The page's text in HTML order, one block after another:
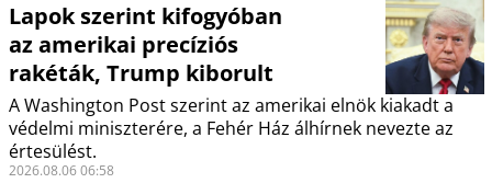
Lapok szerint kifogyóban
az amerikai precíziós
rakéták, Trump kiborult
A Washington Post szerint az amerikai elnök kiakadt a
védelmi miniszterére, a Fehér Ház álhírnek nevezte az
értesülést.
2026.08.06 06:58